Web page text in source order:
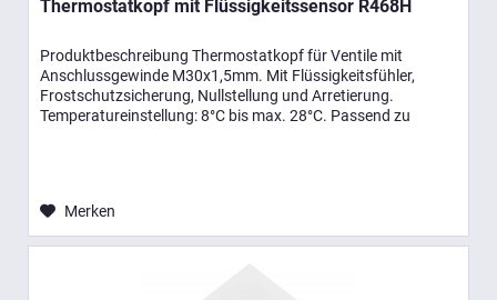
Thermostatkopf mit Flüssigkeitssensor R468H
Produktbeschreibung Thermostatkopf für Ventile mit
Anschlussgewinde M30x1,5mm. Mit Flüssigkeitsfühler,
Frostschutzsicherung, Nullstellung und Arretierung.
Temperatureinstellung: 8°C bis max. 28°C. Passend zu
Merken